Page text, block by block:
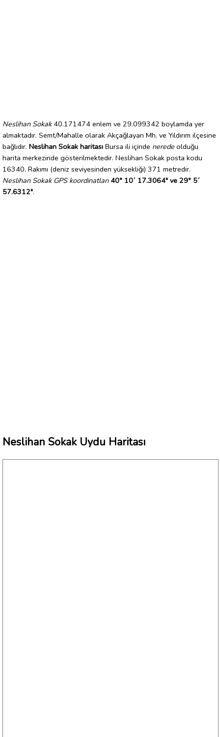
Neslihan Sokak40.171474 enlem ve 29.099342 boylamda yer
almaktadır. Semt/Mahalle olarak Akçağlayan Mh. ve Yıldırım ilçesine
bağlıdır. Neslihan Sokak haritası Bursa ili içinde nerede olduğu
harita merkezinde gösterilmektedir. Neslihan Sokak posta kodu
16340. Rakımı (deniz seviyesinden yüksekliği) 371 metredir.
Neslihan Sokak GPS koordinatları 40° 10´ 17.3064" ve 29° 5´
57.6312".
Neslihan Sokak Uydu Haritası